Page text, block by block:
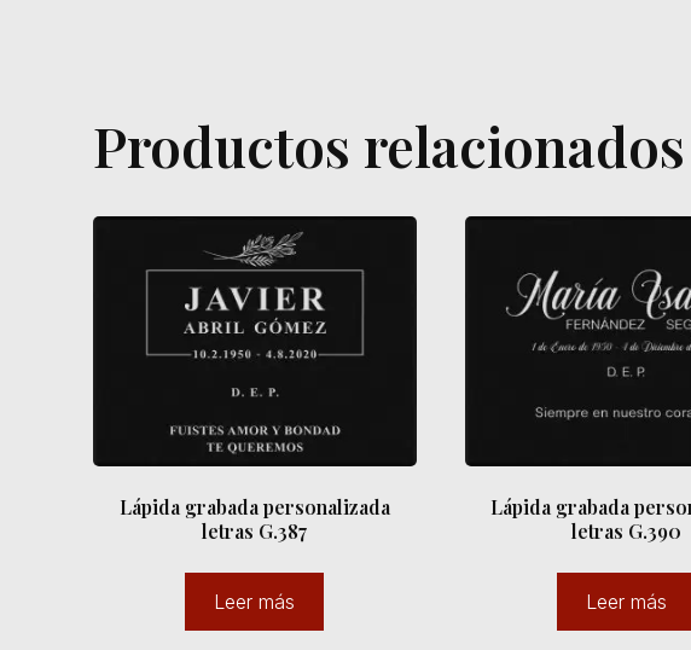
Productos relacionados
Lápida grabada personalizada
letras G.387
Leer más
Lápida grabada
letras G.390
Leer más